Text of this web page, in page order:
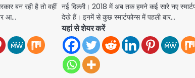
बन रही है तो वहीं
आ…
नई दिल्ली। 2018 में अब तक हमने कई सारे नए
देखे हैं। इनमें से कुछ स्मार्टफोन्स में पहली बार…
यहां से शेयर करें